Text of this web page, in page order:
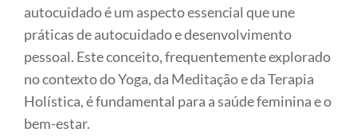
autocuidado é um aspecto essencial que une
práticas de autocuidado e desenvolvimento
pessoal. Este conceito, frequentemente explorado
no contexto do Yoga, da Meditação e da Terapia
Holística, é fundamental para a saúde feminina e o
bem-estar.